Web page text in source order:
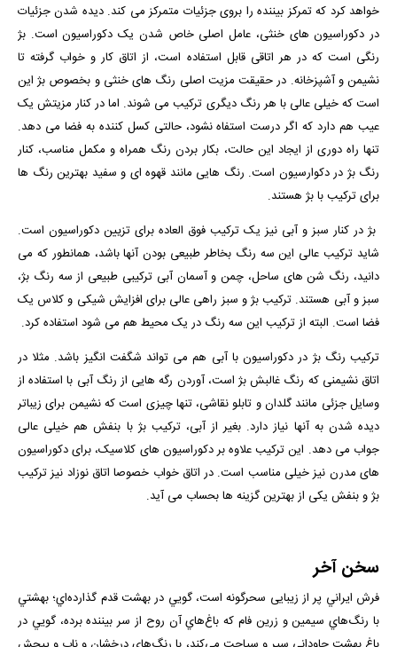
خواهد کرد که تمرکز بیننده را بروی جزئیات متمرکز می کند. دیده شدن جزئیات
در دکوراسیون های خنثی، عامل اصلی خاص شدن یک دکوراسیون است. بژ
رنگی است که در هر اتاقی قابل استفاده است، از اتاق کار و خواب گرفته تا
نشیمن و آشپزخانه. در حقیقت مزیت اصلی رنگ های خنثی و بخصوص بژ این
است که خیلی عالی با هر رنگ دیگری ترکیب می شوند. اما در کنار مزیتش یک
عیب هم دارد که اگر درست استفاه نشود، حالتی کسل کننده به فضا می دهد.
تنها راه دوری از ایجاد این حالت، بکار بردن رنگ همراه و مکمل مناسب، کنار
رنگ بژ در دکوارسیون است. رنگ هایی مانند قهوه ای و سفید بهترین رنگ ها
برای ترکیب با بژ هستند.
بژ در کنار سبز و آبی نیز یک ترکیب فوق العاده برای تزیین دکوراسیون است.
شاید ترکیب عالی این سه رنگ بخاطر طبیعی بودن آنها باشد، همانطور که می
دانید، رنگ شن های ساحل، چمن و آسمان آبی ترکیبی طبیعی از سه رنگ بژ،
سبز و آبی هستند. ترکیب بژ و سبز راهی عالی برای افزایش شیکی و کلاس یک
فضا است. البته از ترکیب این سه رنگ در یک محیط هم می شود استفاده کرد.
ترکیب رنگ بژ در دکوراسیون با آبی هم می تواند شگفت انگیز باشد. مثلا در
اتاق نشیمنی که رنگ غالبش بژ است، آوردن رگه هایی از رنگ آبی با استفاده از
وسایل جزئی مانند گلدان و تابلو نقاشی، تنها چیزی است که نشیمن برای زیباتر
دیده شدن به آنها نیاز دارد. بغیر از آبی، ترکیب بژ با بنفش هم خیلی عالی
جواب می دهد. این ترکیب علاوه بر دکوراسیون های کلاسیک، برای دکوراسیون
های مدرن نیز خیلی مناسب است. در اتاق خواب خصوصا اتاق نوزاد نیز ترکیب
بژ و بنفش یکی از بهترین گزینه ها بحساب می آید.
سخن آخر
فرش ايراني پر از زيبایی سحرگونه است، گويي در بهشت قدم گذارده‌اي؛ بهشتي
با رنگ‌هاي سيمين و زرين فام كه باغ‌هاي آن روح از سر بيننده برده، ‌گويي در